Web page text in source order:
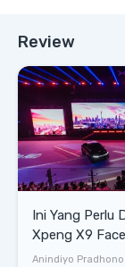
Review
Ini Yang Perlu
Xpeng
Anindiyo Pradhono